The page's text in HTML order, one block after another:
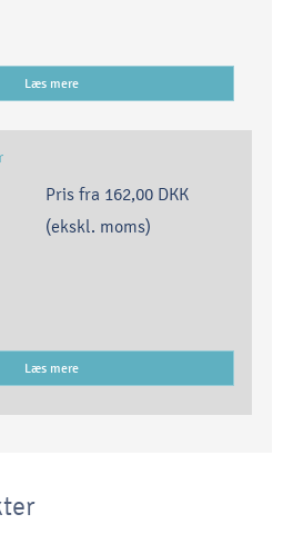
Læs mere
Pris fra 162,00 DKK
(ekskl. moms)
Læs mere